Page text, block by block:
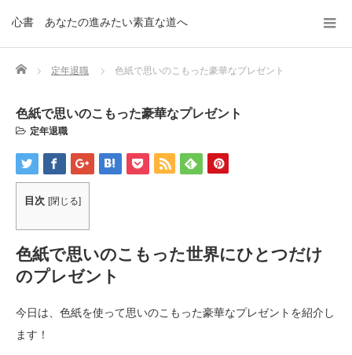
心書 あなたの進みたい素直な道へ
Home 定年退職 色紙で思いのこもった豪華なプレゼント
色紙で思いのこもった豪華なプレゼント
定年退職
目次 [閉じる]
色紙で思いのこもった世界にひとつだけ
のプレゼント
今日は、色紙を使って思いのこもった豪華なプレゼントを紹介し
ます！